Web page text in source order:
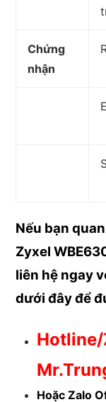
Chứng
nhận
Nếu bạn
Zyxel
liên hệ ngay
dưới đây để
Hoặc Zalo